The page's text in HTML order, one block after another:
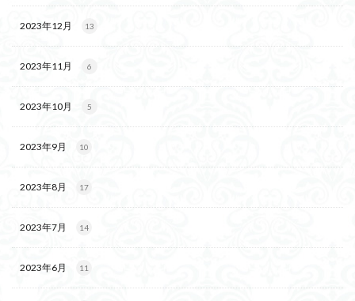
2023年12月 13
2023年11月 6
2023年10月 5
2023年9月 10
2023年8月 17
2023年7月 14
2023年6月 11